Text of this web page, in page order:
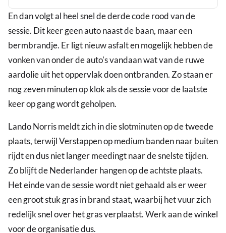
tweede
training
GP
Japan
En dan volgt al heel snel de derde code rood van de
sessie. Dit keer geen auto naast de baan, maar een
bermbrandje. Er ligt nieuw asfalt en mogelijk hebben de
vonken van onder de auto's vandaan wat van de ruwe
aardolie uit het oppervlak doen ontbranden. Zo staan er
nog zeven minuten op klok als de sessie voor de laatste
keer op gang wordt geholpen.
Lando Norris meldt zich in die slotminuten op de tweede
plaats, terwijl Verstappen op medium banden naar buiten
rijdt en dus niet langer meedingt naar de snelste tijden.
Zo blijft de Nederlander hangen op de achtste plaats.
Het einde van de sessie wordt niet gehaald als er weer
een groot stuk gras in brand staat, waarbij het vuur zich
redelijk snel over het gras verplaatst. Werk aan de winkel
voor de organisatie dus.